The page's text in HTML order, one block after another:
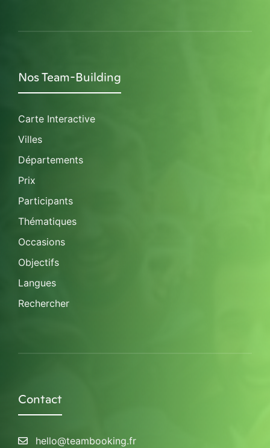
Nos Team-Building
Carte Interactive
Villes
Départements
Prix
Participants
Thématiques
Occasions
Objectifs
Langues
Rechercher
Contact
hello@teambooking.fr